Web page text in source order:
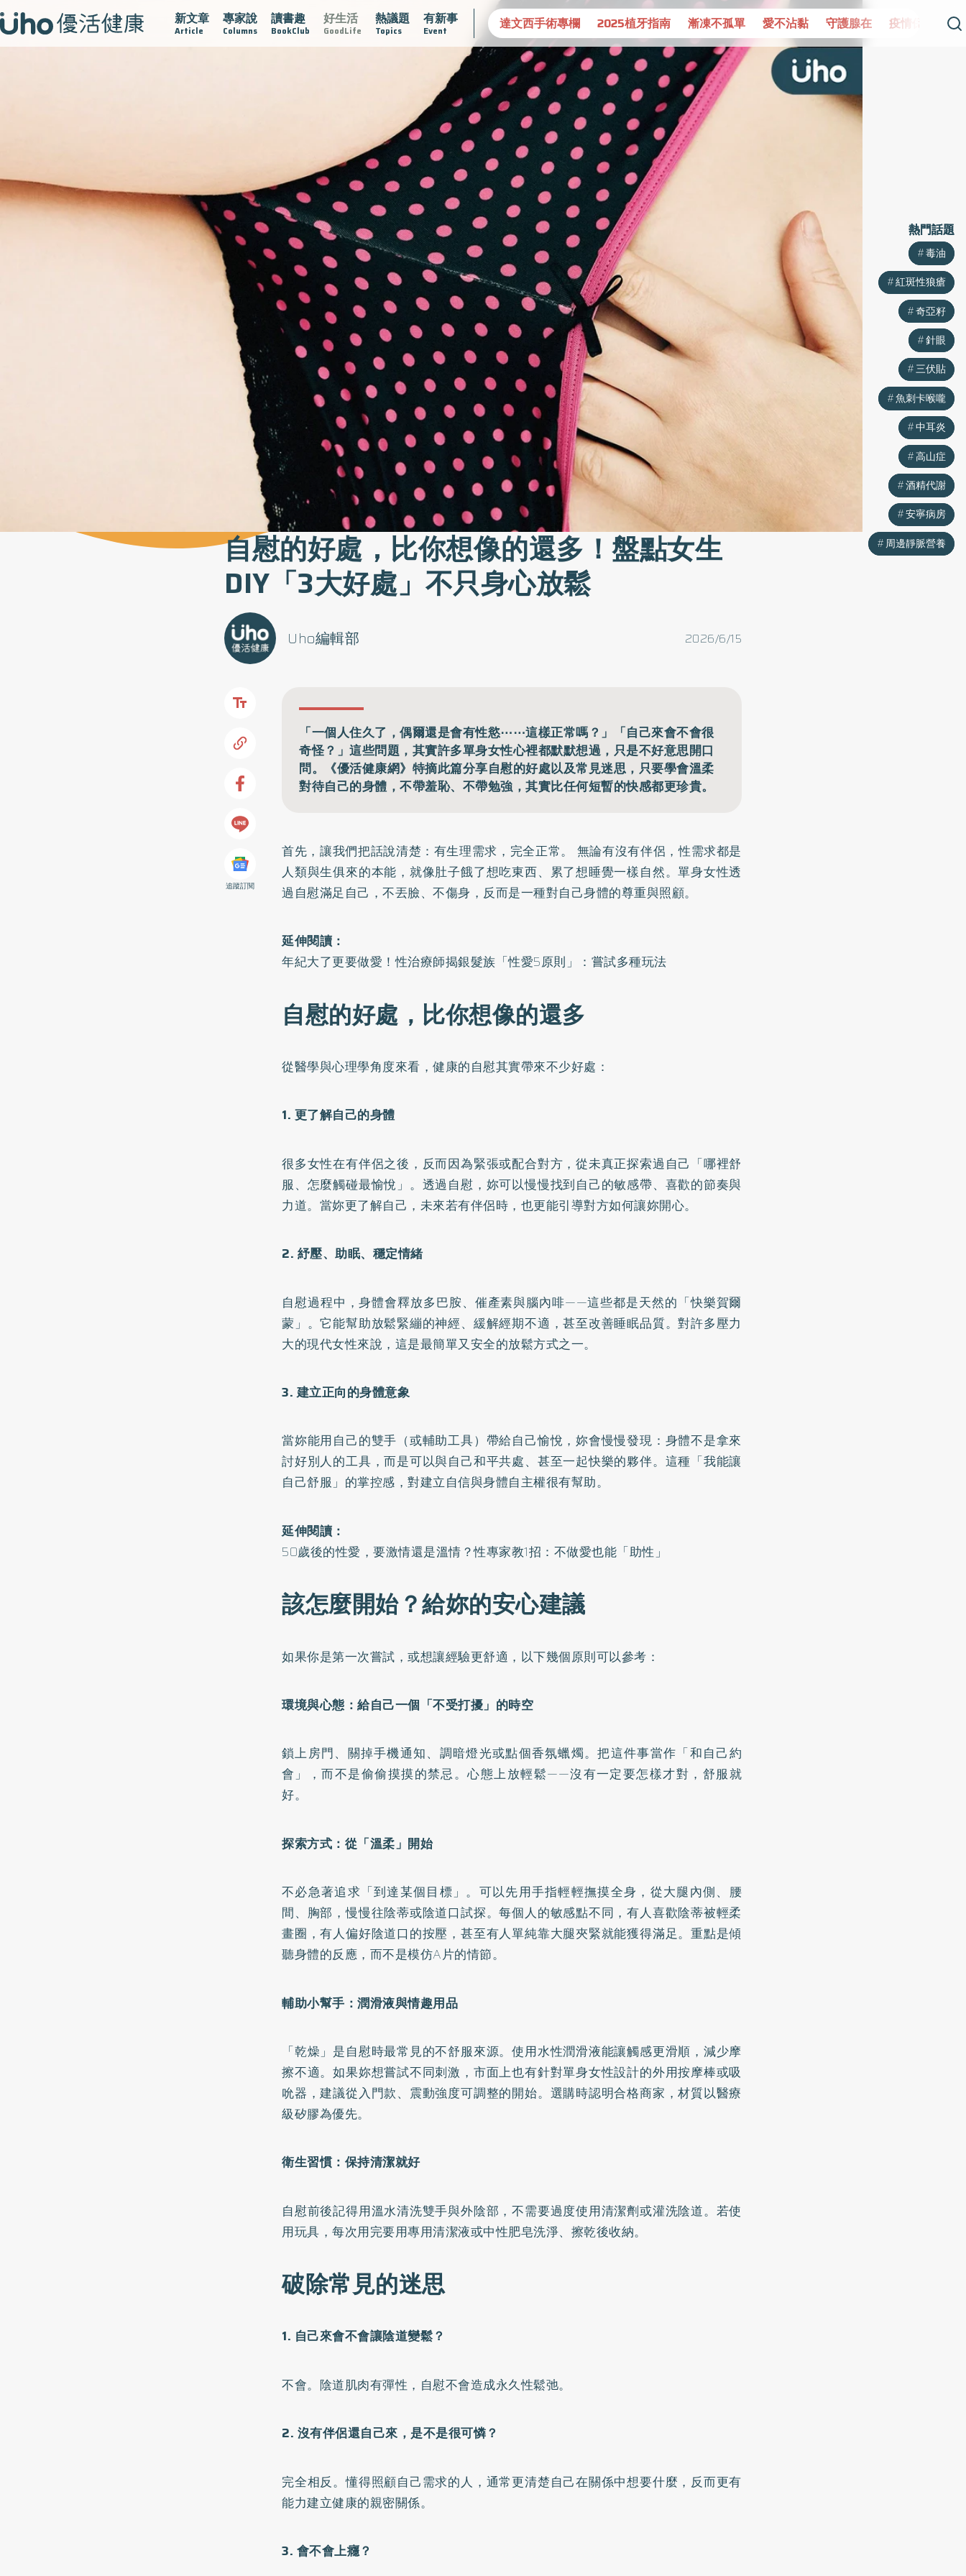
新文章
Article
專家說
Columns
讀書趣
BookClub
好生活
GoodLife
熱議題
Topics
有新事
Event
疫情保衛戰 再生醫學 愛的未來視 認識攝護腺肥大 守護骨骼健康 達文西手術專欄 2025植牙指南 漸凍不孤單 愛不沾黏 守護腺在 疫情保衛戰 再生醫學 愛的
自慰的好處，比你想像的還多！盤點女生
DIY「3大好處」不只身心放鬆
2026/6/15
Uho編輯部
追蹤訂閱
「一個人住久了，偶爾還是會有性慾⋯⋯這樣正常嗎？」「自己來會不會很
奇怪？」這些問題，其實許多單身女性心裡都默默想過，只是不好意思開口
問。《優活健康網》特摘此篇分享自慰的好處以及常見迷思，只要學會溫柔
對待自己的身體，不帶羞恥、不帶勉強，其實比任何短暫的快感都更珍貴。
首先，讓我們把話說清楚：有生理需求，完全正常。 無論有沒有伴侶，性需求都是
人類與生俱來的本能，就像肚子餓了想吃東西、累了想睡覺一樣自然。單身女性透
過自慰滿足自己，不丟臉、不傷身，反而是一種對自己身體的尊重與照顧。
延伸閱讀：
年紀大了更要做愛！性治療師揭銀髮族「性愛5原則」：嘗試多種玩法
自慰的好處，比你想像的還多
從醫學與心理學角度來看，健康的自慰其實帶來不少好處：
1. 更了解自己的身體
很多女性在有伴侶之後，反而因為緊張或配合對方，從未真正探索過自己「哪裡舒
服、怎麼觸碰最愉悅」。透過自慰，妳可以慢慢找到自己的敏感帶、喜歡的節奏與
力道。當妳更了解自己，未來若有伴侶時，也更能引導對方如何讓妳開心。
2. 紓壓、助眠、穩定情緒
自慰過程中，身體會釋放多巴胺、催產素與腦內啡——這些都是天然的「快樂賀爾
蒙」。它能幫助放鬆緊繃的神經、緩解經期不適，甚至改善睡眠品質。對許多壓力
大的現代女性來說，這是最簡單又安全的放鬆方式之一。
3. 建立正向的身體意象
當妳能用自己的雙手（或輔助工具）帶給自己愉悅，妳會慢慢發現：身體不是拿來
討好別人的工具，而是可以與自己和平共處、甚至一起快樂的夥伴。這種「我能讓
自己舒服」的掌控感，對建立自信與身體自主權很有幫助。
延伸閱讀：
50歲後的性愛，要激情還是溫情？性專家教1招：不做愛也能「助性」
該怎麼開始？給妳的安心建議
如果你是第一次嘗試，或想讓經驗更舒適，以下幾個原則可以參考：
環境與心態：給自己一個「不受打擾」的時空
鎖上房門、關掉手機通知、調暗燈光或點個香氛蠟燭。把這件事當作「和自己約
會」，而不是偷偷摸摸的禁忌。心態上放輕鬆——沒有一定要怎樣才對，舒服就
好。
探索方式：從「溫柔」開始
不必急著追求「到達某個目標」。可以先用手指輕輕撫摸全身，從大腿內側、腰
間、胸部，慢慢往陰蒂或陰道口試探。每個人的敏感點不同，有人喜歡陰蒂被輕柔
畫圈，有人偏好陰道口的按壓，甚至有人單純靠大腿夾緊就能獲得滿足。重點是傾
聽身體的反應，而不是模仿A片的情節。
輔助小幫手：潤滑液與情趣用品
「乾燥」是自慰時最常見的不舒服來源。使用水性潤滑液能讓觸感更滑順，減少摩
擦不適。如果妳想嘗試不同刺激，市面上也有針對單身女性設計的外用按摩棒或吸
吮器，建議從入門款、震動強度可調整的開始。選購時認明合格商家，材質以醫療
級矽膠為優先。
衛生習慣：保持清潔就好
自慰前後記得用溫水清洗雙手與外陰部，不需要過度使用清潔劑或灌洗陰道。若使
用玩具，每次用完要用專用清潔液或中性肥皂洗淨、擦乾後收納。
破除常見的迷思
1. 自己來會不會讓陰道變鬆？
不會。陰道肌肉有彈性，自慰不會造成永久性鬆弛。
2. 沒有伴侶還自己來，是不是很可憐？
完全相反。懂得照顧自己需求的人，通常更清楚自己在關係中想要什麼，反而更有
能力建立健康的親密關係。
3. 會不會上癮？
熱門話題
毒油
紅斑性狼瘡
奇亞籽
針眼
三伏貼
魚刺卡喉嚨
中耳炎
高山症
酒精代謝
安寧病房
周邊靜脈營養
熱門話題
毒油
紅斑性狼瘡
奇亞籽
針眼
三伏貼
魚刺卡喉嚨
中耳炎
高山症
酒精代謝
安寧病房
周邊靜脈營養